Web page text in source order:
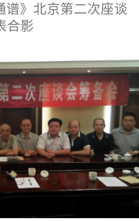
谱》北京第二次座谈
合影